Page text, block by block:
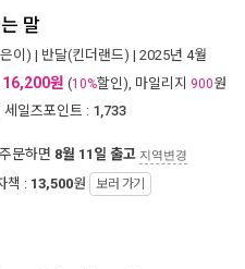
말
이) | 반달(킨더랜드) | 2025년 4월
16,200원 (10%할인), 마일리지 900원
세일즈포인트 : 1,733
문하면 8월 11일 출고 지역변경
책 : 13,500원 보러 가기